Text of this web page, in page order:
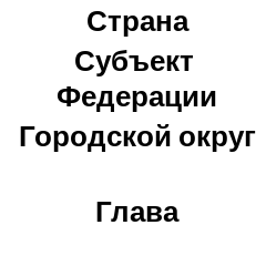
Страна
Субъект
Федерации
Городской округ
Глава